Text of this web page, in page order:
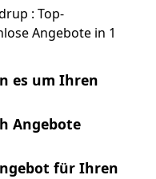
: Top-
Angebote in 1
es um Ihren
Angebote
für Ihren